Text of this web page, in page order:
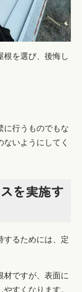
根を選び、後悔し
に行うものでもな
いようにしてく
を実施す
するためには、定
材ですが、表面に
すくなります。